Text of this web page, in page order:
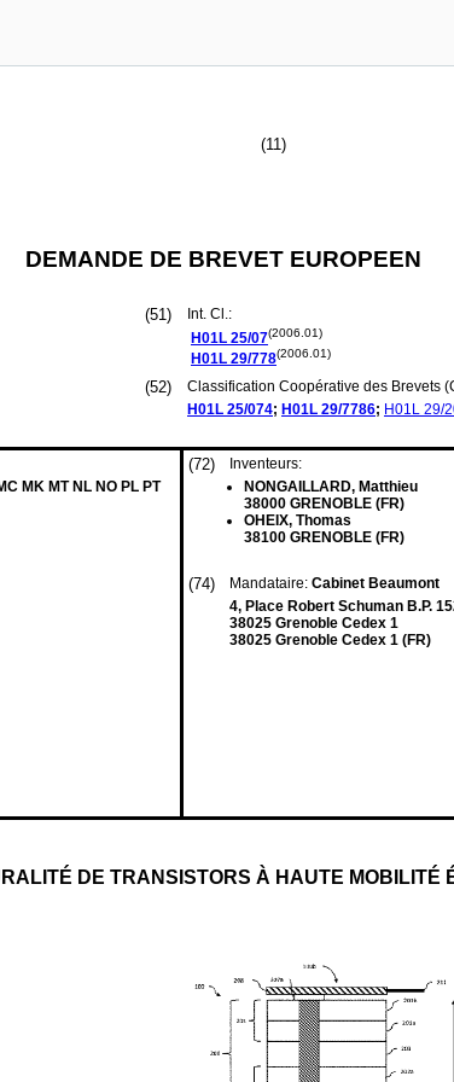
(11)
DEMANDE DE BREVET EUROPEEN
(51)
Int. Cl.:
H01L 25/07(2006.01)
H01L 29/778(2006.01)
(52)
Classification Coopérative des Brevets
H01L 25/074; H01L 29/7786; H01L 29/
MK MT NL NO PL PT
(72)
Inventeurs:
NONGAILLARD, Matthieu
38000 GRENOBLE (FR)
OHEIX, Thomas
38100 GRENOBLE (FR)
(74) Mandataire: Cabinet Beaumont
4, Place Robert Schuman B.P.
38025 Grenoble Cedex 1
38025 Grenoble Cedex 1 (FR)
DE TRANSISTORS À HAUTE MOBILITÉ